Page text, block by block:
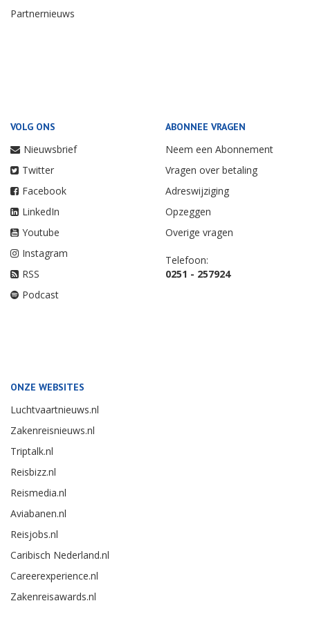
Partnernieuws
VOLG ONS
Nieuwsbrief
Twitter
Facebook
LinkedIn
Youtube
Instagram
RSS
Podcast
ABONNEE VRAGEN
Neem een Abonnement
Vragen over betaling
Adreswijziging
Opzeggen
Overige vragen
Telefoon:
0251 - 257924
ONZE WEBSITES
Luchtvaartnieuws.nl
Zakenreisnieuws.nl
Triptalk.nl
Reisbizz.nl
Reismedia.nl
Aviabanen.nl
Reisjobs.nl
Caribisch Nederland.nl
Careerexperience.nl
Zakenreisawards.nl